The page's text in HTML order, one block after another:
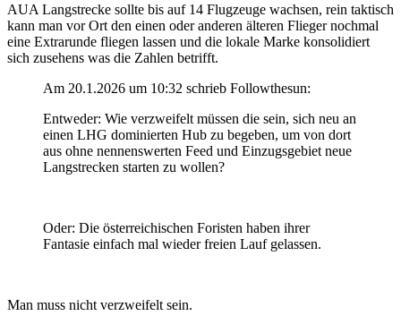
AUA Langstrecke sollte bis auf 14 Flugzeuge wachsen, rein taktisch
kann man vor Ort den einen oder anderen älteren Flieger nochmal
eine Extrarunde fliegen lassen und die lokale Marke konsolidiert
sich zusehens was die Zahlen betrifft.
Am 20.1.2026 um 10:32 schrieb Followthesun:
Entweder: Wie verzweifelt müssen die sein, sich neu an
einen LHG dominierten Hub zu begeben, um von dort
aus ohne nennenswerten Feed und Einzugsgebiet neue
Langstrecken starten zu wollen?
Oder: Die österreichischen Foristen haben ihrer
Fantasie einfach mal wieder freien Lauf gelassen.
Man muss nicht verzweifelt sein.